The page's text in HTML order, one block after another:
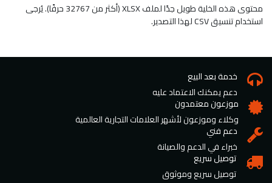
محتوى هذه الخلية طويل جدًا لملف XLSX (أكثر من 32767 حرفًا). يُرجى
استخدام تنسيق CSV لهذا التصدير.
خدمة بعد البيع
دعم يمكنك الاعتماد عليه
موزعون معتمدون
وكلاء وموزعون لأشهر العلامات التجارية العالمية
دعم فني
خبراء في الدعم والصيانة
توصيل سريع
توصيل سريع وموثوق